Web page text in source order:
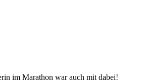
im Marathon war auch mit dabei!